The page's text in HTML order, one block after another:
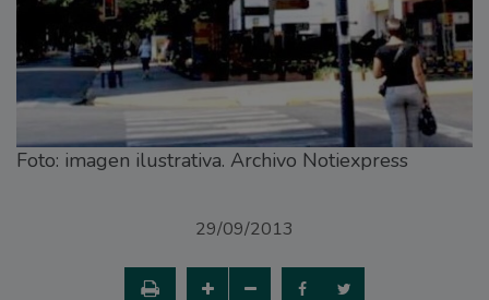
Foto: imagen ilustrativa. Archivo Notiexpress
29/09/2013